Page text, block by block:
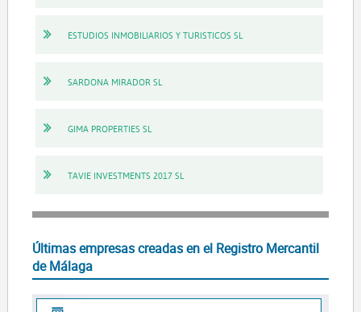
ESTUDIOS INMOBILIARIOS Y TURISTICOS SL
SARDONA MIRADOR SL
GIMA PROPERTIES SL
TAVIE INVESTMENTS 2017 SL
Últimas empresas creadas en el Registro Mercantil
de Málaga